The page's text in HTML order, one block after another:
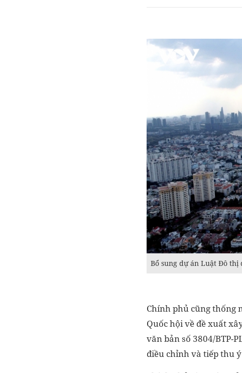
Bổ sung dự án Luật Đô thị
Chính phủ cũng thống
Quốc hội về đề xuất
văn bản số 3804/BTP-
điều chỉnh và tiếp thu